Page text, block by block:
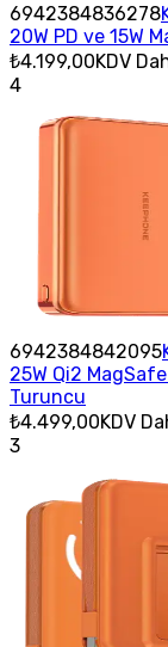
6942384836278
20W PD ve 15W
₺4.199,00KDV
4
6942384842095
25W Qi2
Turuncu
₺4.499,00KDV
3